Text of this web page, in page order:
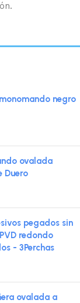
negro
ovalada
Duero
pegados sin
redondo
- 3Perchas
ovalada a